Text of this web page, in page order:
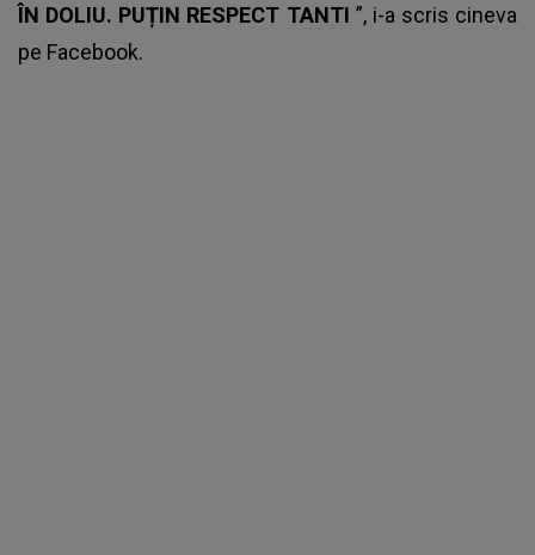
ÎN DOLIU. PUȚIN RESPECT TANTI ”, i-a scris cineva
pe Facebook.